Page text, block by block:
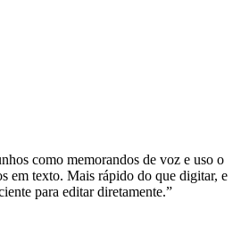
como memorandos de voz e uso o
em texto. Mais rápido do que digitar, e
para editar diretamente.”